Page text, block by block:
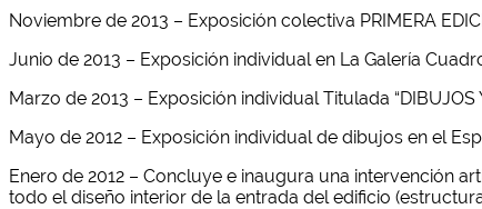
Noviembre de 2013 – Exposición colectiva PRIMERA
Junio de 2013 – Exposición individual en La Galería
Marzo de 2013 – Exposición individual Titulada
Mayo de 2012 – Exposición individual de dibujos en el
Enero de 2012 – Concluye e inaugura una intervención
todo el diseño interior de la entrada del edificio